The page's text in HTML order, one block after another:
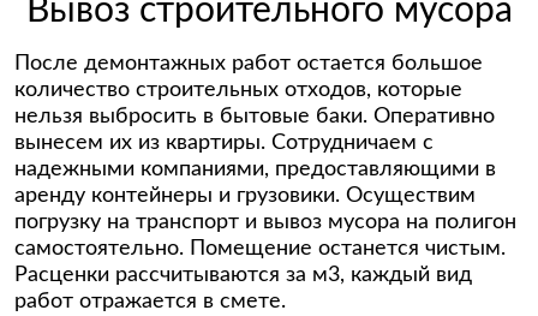
Вывоз строительного мусора
После демонтажных работ остается большое
количество строительных отходов, которые
нельзя выбросить в бытовые баки. Оперативно
вынесем их из квартиры. Сотрудничаем с
надежными компаниями, предоставляющими в
аренду контейнеры и грузовики. Осуществим
погрузку на транспорт и вывоз мусора на полигон
самостоятельно. Помещение останется чистым.
Расценки рассчитываются за м3, каждый вид
работ отражается в смете.